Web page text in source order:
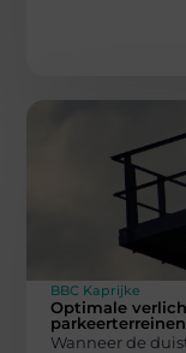
BBC Kaprijke
Optimale
Wanneer de